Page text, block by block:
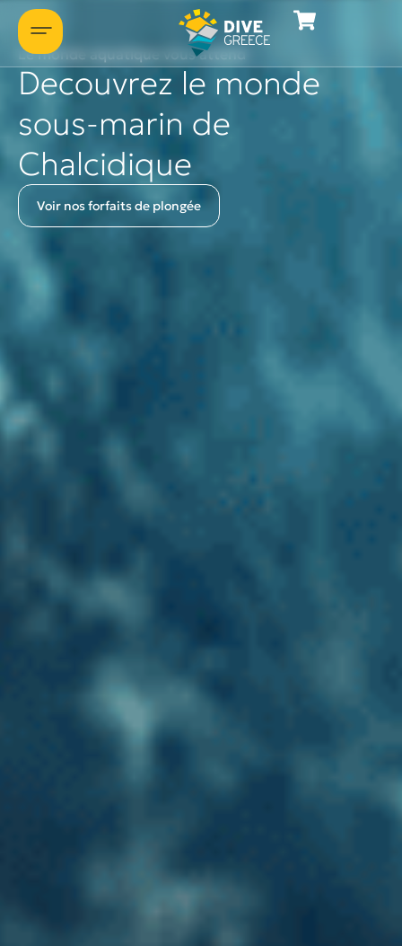
Le monde aquatique vous attend
Decouvrez le monde
sous-marin de
Chalcidique
Voir nos forfaits de plongée